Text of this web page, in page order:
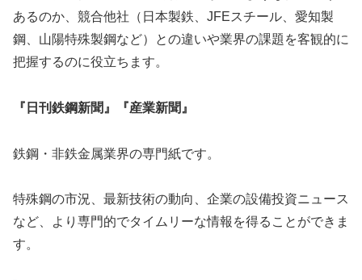
あるのか、競合他社（日本製鉄、JFEスチール、愛知製
鋼、山陽特殊製鋼など）との違いや業界の課題を客観的に
把握するのに役立ちます。
『日刊鉄鋼新聞』『産業新聞』
鉄鋼・非鉄金属業界の専門紙です。
特殊鋼の市況、最新技術の動向、企業の設備投資ニュース
など、より専門的でタイムリーな情報を得ることができま
す。